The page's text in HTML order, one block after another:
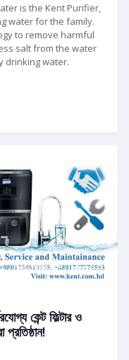
is the Kent Purifier,
water for the family.
to remove harmful
salt from the water
drinking water.
কেন্ট ফিল্টার ও
প্রতিষ্ঠান!